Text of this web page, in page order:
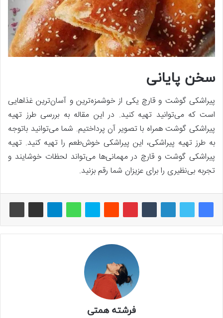
سخن پایانی
پیراشکی گوشت و قارچ یکی از خوشمزه‌ترین و آسان‌ترین غذاهایی
است که می‌توانید تهیه کنید. در این مقاله به بررسی طرز تهیه
پیراشکی گوشت همراه با تصویر آن پرداختیم. شما می‌توانید باتوجه
به طرز تهیه پیراشکی، این پیراشکی خوش‌طعم را تهیه کنید. تهیه
پیراشکی گوشت و قارچ در مهمانی‌ها می‌تواند لحظات خوشایند و
تجربه بی‌نظیری را برای عزیزان شما رقم بزنید.
فرشته همتی